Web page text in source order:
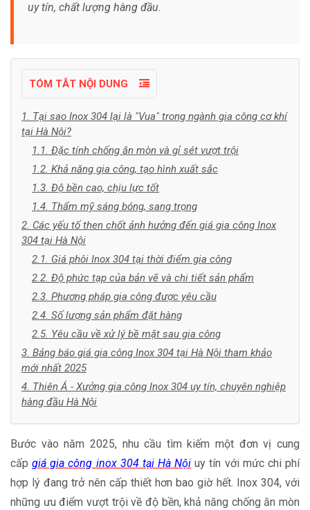
uy tín, chất lượng hàng đầu.
TÓM TẮT NỘI DUNG
1. Tại sao Inox 304 lại là "Vua" trong ngành gia công cơ khí
tại Hà Nội?
1.1. Đặc tính chống ăn mòn và gỉ sét vượt trội
1.2. Khả năng gia công, tạo hình xuất sắc
1.3. Độ bền cao, chịu lực tốt
1.4. Thẩm mỹ sáng bóng, sang trọng
2. Các yếu tố then chốt ảnh hưởng đến giá gia công Inox
304 tại Hà Nội
2.1. Giá phôi Inox 304 tại thời điểm gia công
2.2. Độ phức tạp của bản vẽ và chi tiết sản phẩm
2.3. Phương pháp gia công được yêu cầu
2.4. Số lượng sản phẩm đặt hàng
2.5. Yêu cầu về xử lý bề mặt sau gia công
3. Bảng báo giá gia công Inox 304 tại Hà Nội tham khảo
mới nhất 2025
4. Thiên Á - Xưởng gia công Inox 304 uy tín, chuyên nghiệp
hàng đầu Hà Nội
Bước vào năm 2025, nhu cầu tìm kiếm một đơn vị cung
cấpgiá gia công inox 304 tại Hà Nội uy tín với mức chi phí
hợp lý đang trở nên cấp thiết hơn bao giờ hết. Inox 304, với
những ưu điểm vượt trội về độ bền, khả năng chống ăn mòn